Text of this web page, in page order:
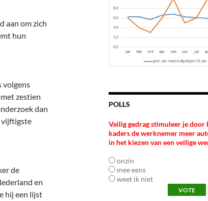
aan om zich
hun
volgens
zestien
dan
vijftigste
de
en
hij een lijst
POLLS
Veilig gedrag stimuleer je door
kaders de werknemer meer
in het kiezen van een veilige
onzin
mee eens
weet ik niet